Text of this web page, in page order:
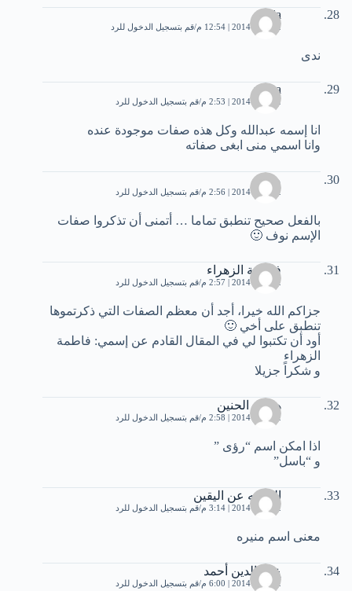
nada
2 أبريل، 2014 | 12:54 م قم بتسجيل الدخول للرد
ندى
muna
2 أبريل، 2014 | 2:53 م قم بتسجيل الدخول للرد
انا إسمه عبدالله وكل هذه صفات موجودة عنده
وانا اسمي منى ابغى صفاته
منى
2 أبريل، 2014 | 2:56 م قم بتسجيل الدخول للرد
بالفعل صحيح تنطبق تماما … أتمنى أن تذكروا صفات
الإسم نوف 🙂
فاطمة الزهراء
2 أبريل، 2014 | 2:57 م قم بتسجيل الدخول للرد
جزاكم الله خيرا، أجد أن معظم الصفات التي ذكرتموها
تنطبق على أخي 🙂
أود أن تكتبوا لي في المقال القادم عن إسمي: فاطمة
الزهراء
و شكراً جزيلا
همس الحنين
2 أبريل، 2014 | 2:58 م قم بتسجيل الدخول للرد
اذا امكن اسم “رؤى ”
و “باسل”
الباحثه عن اليقين
2 أبريل، 2014 | 3:14 م قم بتسجيل الدخول للرد
معنى اسم منيره
عﻻء الدين أحمد
2 أبريل، 2014 | 6:00 م قم بتسجيل الدخول للرد